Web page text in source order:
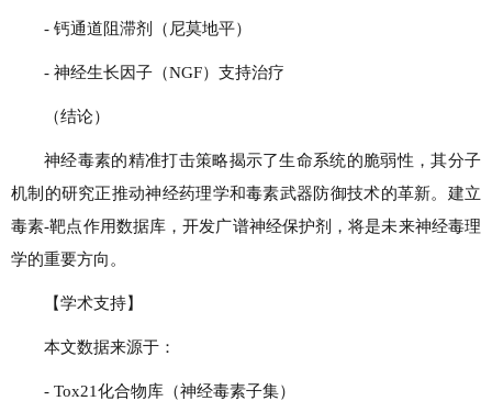
- 钙通道阻滞剂（尼莫地平）
- 神经生长因子（NGF）支持治疗
（结论）
神经毒素的精准打击策略揭示了生命系统的脆弱性，其分子
机制的研究正推动神经药理学和毒素武器防御技术的革新。建立
毒素-靶点作用数据库，开发广谱神经保护剂，将是未来神经毒理
学的重要方向。
【学术支持】
本文数据来源于：
- Tox21化合物库（神经毒素子集）